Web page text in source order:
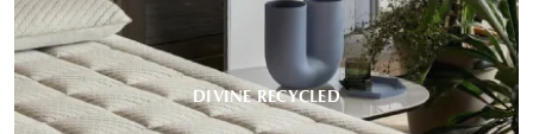
DIVINE RECYCLED